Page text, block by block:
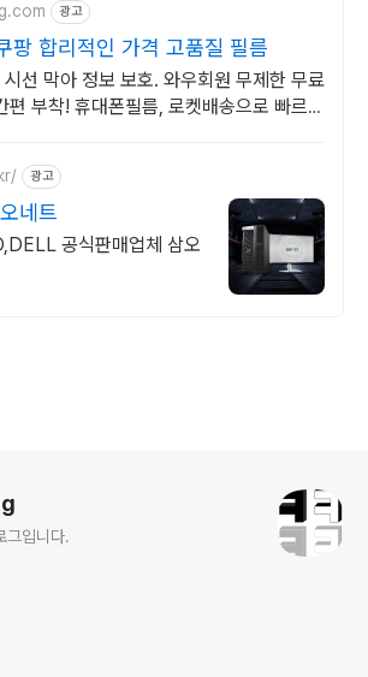
광고
팡 합리적인 가격 고품질 필름
선 막아 정보 보호. 와우회원 무제한 무료
편 부착! 휴대폰필름, 로켓배송으로 빠르게
광고
네트
공식판매업체 삼오
그입니다.